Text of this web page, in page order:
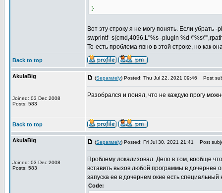
}
Вот эту строку я не могу понять. Если убрать
swprintf_s(cmd,4096,L"%s -plugin %d
То-есть проблема явно в этой строке, но как
Back to top
AkulaBig
Joined: 03 Dec 2008
Posts: 583
(Separately) Posted: Thu Jul 22, 2021 09:46 Post
Разобрался и понял, что не каждую прогу
Back to top
AkulaBig
Joined: 03 Dec 2008
Posts: 583
(Separately) Posted: Fri Jul 30, 2021 21:41 Post
Проблему локализовал. Дело в том, вообще
вставить вызов любой программы в дочернее
запуска ее в дочернем окне есть
Code: